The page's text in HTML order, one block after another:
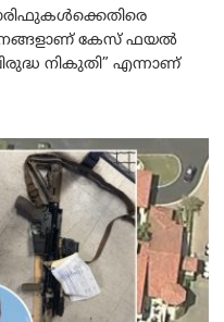
കേസ് ഫയൽ
നികുതി” എന്നാണ്